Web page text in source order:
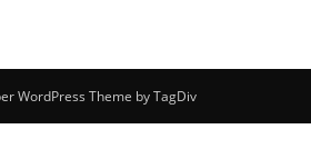
WordPress Theme by TagDiv